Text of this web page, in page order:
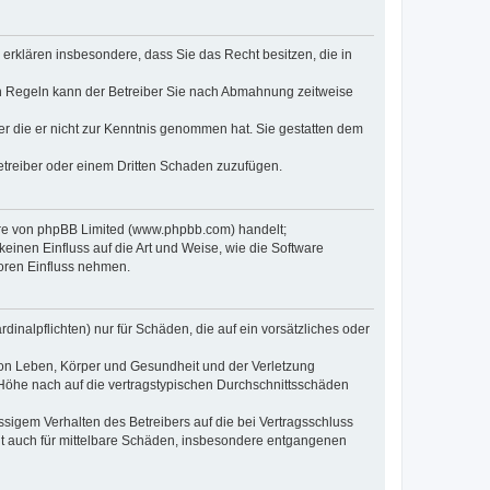
insbesondere, dass Sie das Recht besitzen, die in
kann der Betreiber Sie nach Abmahnung zeitweise
die er nicht zur Kenntnis genommen hat. Sie gestatten dem
oder einem Dritten Schaden zuzufügen.
von phpBB Limited (www.phpbb.com) handelt;
Einfluss auf die Art und Weise, wie die Software
Einfluss nehmen.
nur für Schäden, die auf ein vorsätzliches oder
Leben, Körper und Gesundheit und der Verletzung
nach auf die vertragstypischen Durchschnittsschäden
Verhalten des Betreibers auf die bei Vertragsschluss
für mittelbare Schäden, insbesondere entgangenen